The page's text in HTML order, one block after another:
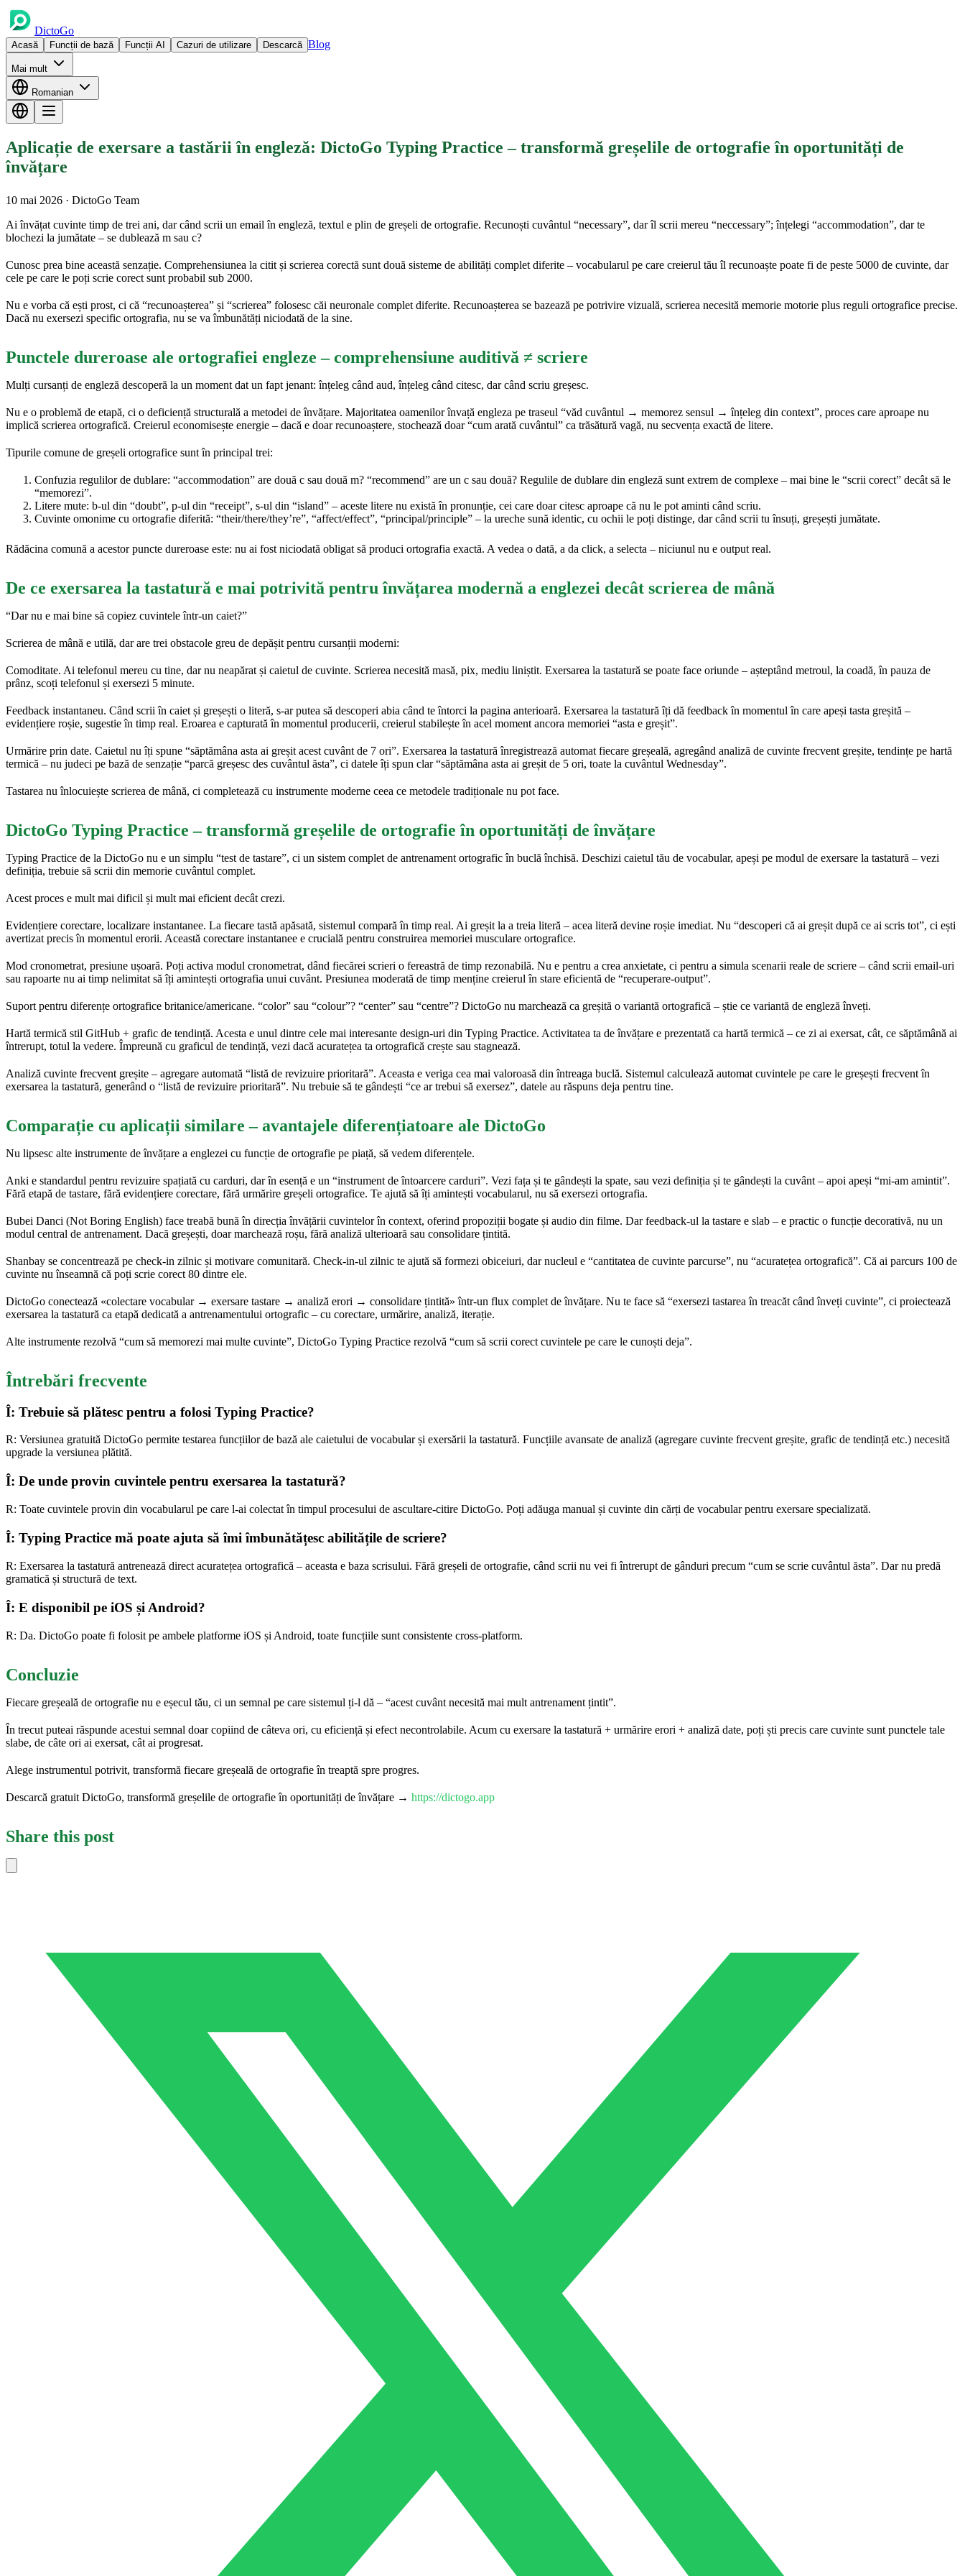
DictoGo
Acasă Funcții de bază Funcții AI Cazuri de utilizare Descarcă Blog
Mai mult
Romanian
Aplicație de exersare a tastării în engleză: DictoGo Typing Practice – transformă greșelile de ortografie în oportunități de
învățare
10 mai 2026 · DictoGo Team
Ai învățat cuvinte timp de trei ani, dar când scrii un email în engleză, textul e plin de greșeli de ortografie. Recunoști cuvântul “necessary”, dar îl scrii mereu “neccessary”; înțelegi “accommodation”, dar te
blochezi la jumătate – se dublează m sau c?
Cunosc prea bine această senzație. Comprehensiunea la citit și scrierea corectă sunt două sisteme de abilități complet diferite – vocabularul pe care creierul tău îl recunoaște poate fi de peste 5000 de cuvinte, dar
cele pe care le poți scrie corect sunt probabil sub 2000.
Nu e vorba că ești prost, ci că “recunoașterea” și “scrierea” folosesc căi neuronale complet diferite. Recunoașterea se bazează pe potrivire vizuală, scrierea necesită memorie motorie plus reguli ortografice precise.
Dacă nu exersezi specific ortografia, nu se va îmbunătăți niciodată de la sine.
Punctele dureroase ale ortografiei engleze – comprehensiune auditivă ≠ scriere
Mulți cursanți de engleză descoperă la un moment dat un fapt jenant: înțeleg când aud, înțeleg când citesc, dar când scriu greșesc.
Nu e o problemă de etapă, ci o deficiență structurală a metodei de învățare. Majoritatea oamenilor învață engleza pe traseul “văd cuvântul → memorez sensul → înțeleg din context”, proces care aproape nu
implică scrierea ortografică. Creierul economisește energie – dacă e doar recunoaștere, stochează doar “cum arată cuvântul” ca trăsătură vagă, nu secvența exactă de litere.
Tipurile comune de greșeli ortografice sunt în principal trei:
Confuzia regulilor de dublare: “accommodation” are două c sau două m? “recommend” are un c sau două? Regulile de dublare din engleză sunt extrem de complexe – mai bine le “scrii corect” decât să le
“memorezi”.
Litere mute: b-ul din “doubt”, p-ul din “receipt”, s-ul din “island” – aceste litere nu există în pronunție, cei care doar citesc aproape că nu le pot aminti când scriu.
Cuvinte omonime cu ortografie diferită: “their/there/they’re”, “affect/effect”, “principal/principle” – la ureche sună identic, cu ochii le poți distinge, dar când scrii tu însuți, greșești jumătate.
Rădăcina comună a acestor puncte dureroase este: nu ai fost niciodată obligat să produci ortografia exactă. A vedea o dată, a da click, a selecta – niciunul nu e output real.
De ce exersarea la tastatură e mai potrivită pentru învățarea modernă a englezei decât scrierea de mână
“Dar nu e mai bine să copiez cuvintele într-un caiet?”
Scrierea de mână e utilă, dar are trei obstacole greu de depășit pentru cursanții moderni:
Comoditate. Ai telefonul mereu cu tine, dar nu neapărat și caietul de cuvinte. Scrierea necesită masă, pix, mediu liniștit. Exersarea la tastatură se poate face oriunde – așteptând metroul, la coadă, în pauza de
prânz, scoți telefonul și exersezi 5 minute.
Feedback instantaneu. Când scrii în caiet și greșești o literă, s-ar putea să descoperi abia când te întorci la pagina anterioară. Exersarea la tastatură îți dă feedback în momentul în care apeși tasta greșită –
evidențiere roșie, sugestie în timp real. Eroarea e capturată în momentul producerii, creierul stabilește în acel moment ancora memoriei “asta e greșit”.
Urmărire prin date. Caietul nu îți spune “săptămâna asta ai greșit acest cuvânt de 7 ori”. Exersarea la tastatură înregistrează automat fiecare greșeală, agregând analiză de cuvinte frecvent greșite, tendințe pe hartă
termică – nu judeci pe bază de senzație “parcă greșesc des cuvântul ăsta”, ci datele îți spun clar “săptămâna asta ai greșit de 5 ori, toate la cuvântul Wednesday”.
Tastarea nu înlocuiește scrierea de mână, ci completează cu instrumente moderne ceea ce metodele tradiționale nu pot face.
DictoGo Typing Practice – transformă greșelile de ortografie în oportunități de învățare
Typing Practice de la DictoGo nu e un simplu “test de tastare”, ci un sistem complet de antrenament ortografic în buclă închisă. Deschizi caietul tău de vocabular, apeși pe modul de exersare la tastatură – vezi
definiția, trebuie să scrii din memorie cuvântul complet.
Acest proces e mult mai dificil și mult mai eficient decât crezi.
Evidențiere corectare, localizare instantanee. La fiecare tastă apăsată, sistemul compară în timp real. Ai greșit la a treia literă – acea literă devine roșie imediat. Nu “descoperi că ai greșit după ce ai scris tot”, ci ești
avertizat precis în momentul erorii. Această corectare instantanee e crucială pentru construirea memoriei musculare ortografice.
Mod cronometrat, presiune ușoară. Poți activa modul cronometrat, dând fiecărei scrieri o fereastră de timp rezonabilă. Nu e pentru a crea anxietate, ci pentru a simula scenarii reale de scriere – când scrii email-uri
sau rapoarte nu ai timp nelimitat să îți amintești ortografia unui cuvânt. Presiunea moderată de timp menține creierul în stare eficientă de “recuperare-output”.
Suport pentru diferențe ortografice britanice/americane. “color” sau “colour”? “center” sau “centre”? DictoGo nu marchează ca greșită o variantă ortografică – știe ce variantă de engleză înveți.
Hartă termică stil GitHub + grafic de tendință. Acesta e unul dintre cele mai interesante design-uri din Typing Practice. Activitatea ta de învățare e prezentată ca hartă termică – ce zi ai exersat, cât, ce săptămână ai
întrerupt, totul la vedere. Împreună cu graficul de tendință, vezi dacă acuratețea ta ortografică crește sau stagnează.
Analiză cuvinte frecvent greșite – agregare automată “listă de revizuire prioritară”. Aceasta e veriga cea mai valoroasă din întreaga buclă. Sistemul calculează automat cuvintele pe care le greșești frecvent în
exersarea la tastatură, generând o “listă de revizuire prioritară”. Nu trebuie să te gândești “ce ar trebui să exersez”, datele au răspuns deja pentru tine.
Comparație cu aplicații similare – avantajele diferențiatoare ale DictoGo
Nu lipsesc alte instrumente de învățare a englezei cu funcție de ortografie pe piață, să vedem diferențele.
Anki e standardul pentru revizuire spațiată cu carduri, dar în esență e un “instrument de întoarcere carduri”. Vezi fața și te gândești la spate, sau vezi definiția și te gândești la cuvânt – apoi apeși “mi-am amintit”.
Fără etapă de tastare, fără evidențiere corectare, fără urmărire greșeli ortografice. Te ajută să îți amintești vocabularul, nu să exersezi ortografia.
Bubei Danci (Not Boring English) face treabă bună în direcția învățării cuvintelor în context, oferind propoziții bogate și audio din filme. Dar feedback-ul la tastare e slab – e practic o funcție decorativă, nu un
modul central de antrenament. Dacă greșești, doar marchează roșu, fără analiză ulterioară sau consolidare țintită.
Shanbay se concentrează pe check-in zilnic și motivare comunitară. Check-in-ul zilnic te ajută să formezi obiceiuri, dar nucleul e “cantitatea de cuvinte parcurse”, nu “acuratețea ortografică”. Că ai parcurs 100 de
cuvinte nu înseamnă că poți scrie corect 80 dintre ele.
DictoGo conectează «colectare vocabular → exersare tastare → analiză erori → consolidare țintită» într-un flux complet de învățare. Nu te face să “exersezi tastarea în treacăt când înveți cuvinte”, ci proiectează
exersarea la tastatură ca etapă dedicată a antrenamentului ortografic – cu corectare, urmărire, analiză, iterație.
Alte instrumente rezolvă “cum să memorezi mai multe cuvinte”, DictoGo Typing Practice rezolvă “cum să scrii corect cuvintele pe care le cunoști deja”.
Întrebări frecvente
Î: Trebuie să plătesc pentru a folosi Typing Practice?
R: Versiunea gratuită DictoGo permite testarea funcțiilor de bază ale caietului de vocabular și exersării la tastatură. Funcțiile avansate de analiză (agregare cuvinte frecvent greșite, grafic de tendință etc.) necesită
upgrade la versiunea plătită.
Î: De unde provin cuvintele pentru exersarea la tastatură?
R: Toate cuvintele provin din vocabularul pe care l-ai colectat în timpul procesului de ascultare-citire DictoGo. Poți adăuga manual și cuvinte din cărți de vocabular pentru exersare specializată.
Î: Typing Practice mă poate ajuta să îmi îmbunătățesc abilitățile de scriere?
R: Exersarea la tastatură antrenează direct acuratețea ortografică – aceasta e baza scrisului. Fără greșeli de ortografie, când scrii nu vei fi întrerupt de gânduri precum “cum se scrie cuvântul ăsta”. Dar nu predă
gramatică și structură de text.
Î: E disponibil pe iOS și Android?
R: Da. DictoGo poate fi folosit pe ambele platforme iOS și Android, toate funcțiile sunt consistente cross-platform.
Concluzie
Fiecare greșeală de ortografie nu e eșecul tău, ci un semnal pe care sistemul ți-l dă – “acest cuvânt necesită mai mult antrenament țintit”.
În trecut puteai răspunde acestui semnal doar copiind de câteva ori, cu eficiență și efect necontrolabile. Acum cu exersare la tastatură + urmărire erori + analiză date, poți ști precis care cuvinte sunt punctele tale
slabe, de câte ori ai exersat, cât ai progresat.
Alege instrumentul potrivit, transformă fiecare greșeală de ortografie în treaptă spre progres.
Descarcă gratuit DictoGo, transformă greșelile de ortografie în oportunități de învățare → https://dictogo.app
Share this post